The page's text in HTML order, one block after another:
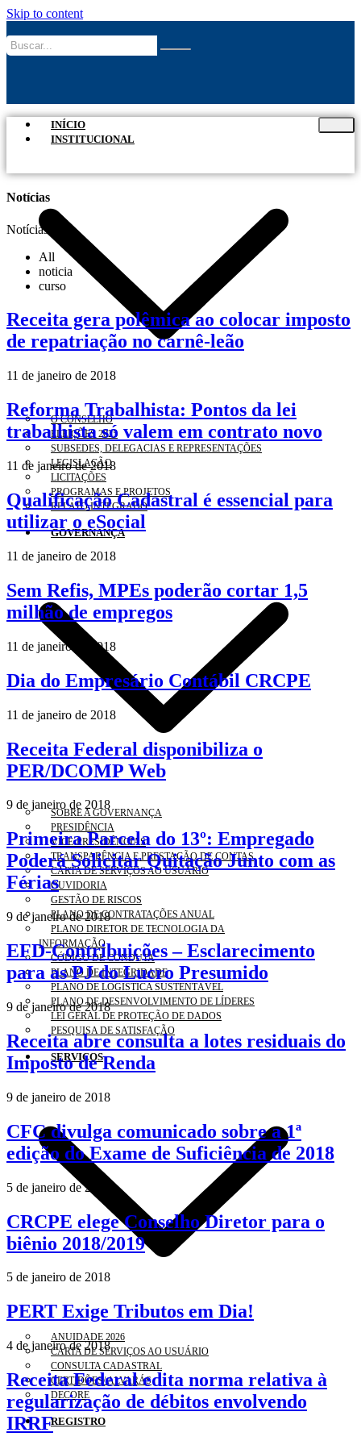
Skip to content
INÍCIO
INSTITUCIONAL
O CONSELHO
ELEIÇÕES 2025
SUBSEDES, DELEGACIAS E REPRESENTAÇÕES
LEGISLAÇÃO
LICITAÇÕES
PROGRAMAS E PROJETOS
RELATO INTEGRADO
GOVERNANÇA
SOBRE A GOVERNANÇA
PRESIDÊNCIA
VICE-PRESIDÊNCIAS
TRANSPARÊNCIA E PRESTAÇÃO DE CONTAS
CARTA DE SERVIÇOS AO USUÁRIO
OUVIDORIA
GESTÃO DE RISCOS
PLANO DE CONTRATAÇÕES ANUAL
PLANO DIRETOR DE TECNOLOGIA DA
INFORMAÇÃO
CÓDIGO DE CONDUTA
PLANO DE INTEGRIDADE
PLANO DE LOGÍSTICA SUSTENTÁVEL
PLANO DE DESENVOLVIMENTO DE LÍDERES
LEI GERAL DE PROTEÇÃO DE DADOS
PESQUISA DE SATISFAÇÃO
SERVIÇOS
ANUIDADE 2026
CARTA DE SERVIÇOS AO USUÁRIO
CONSULTA CADASTRAL
CERTIDÕES/ ALVARÁS
DECORE
REGISTRO
Notícias
Notícias
All
noticia
curso
Receita gera polêmica ao colocar imposto
de repatriação no carnê-leão
11 de janeiro de 2018
Reforma Trabalhista: Pontos da lei
trabalhista só valem em contrato novo
11 de janeiro de 2018
Qualificação Cadastral é essencial para
utilizar o eSocial
11 de janeiro de 2018
Sem Refis, MPEs poderão cortar 1,5
milhão de empregos
11 de janeiro de 2018
Dia do Empresário Contábil CRCPE
11 de janeiro de 2018
Receita Federal disponibiliza o
PER/DCOMP Web
9 de janeiro de 2018
Primeira Parcela do 13º: Empregado
Poderá Solicitar Quitação Junto com as
Férias
9 de janeiro de 2018
EFD-Contribuições – Esclarecimento
para as PJ do Lucro Presumido
9 de janeiro de 2018
Receita abre consulta a lotes residuais do
Imposto de Renda
9 de janeiro de 2018
CFC divulga comunicado sobre a 1ª
edição do Exame de Suficiência de 2018
5 de janeiro de 2018
CRCPE elege Conselho Diretor para o
biênio 2018/2019
5 de janeiro de 2018
PERT Exige Tributos em Dia!
4 de janeiro de 2018
Receita Federal edita norma relativa à
regularização de débitos envolvendo
IRRF